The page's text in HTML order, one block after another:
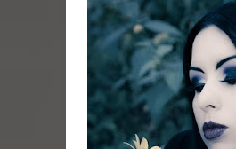
Parte 02: El
Parte 06: Coletazos
Parte 05: Los
Parte 04: Oídos